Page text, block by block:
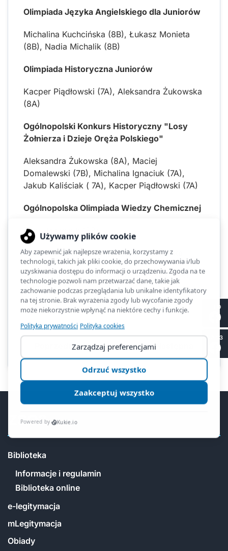
Olimpiada Języka Angielskiego dla Juniorów
Michalina Kuchcińska (8B), Łukasz Monieta
(8B), Nadia Michalik (8B)
Olimpiada Historyczna Juniorów
Kacper Piądłowski (7A), Aleksandra Żukowska
(8A)
Ogólnopolski Konkurs Historyczny "Losy
Żołnierza i Dzieje Oręża Polskiego"
Aleksandra Żukowska (8A), Maciej
Domalewski (7B), Michalina Ignaciuk (7A),
Jakub Kaliściak ( 7A), Kacper Piądłowski (7A)
Ogólnopolska Olimpiada Wiedzy Chemicznej
Piotr Jaszczuk (8B)
Ogólnopolska Olimpiada Franciszkańska
Amelia Filewicz (8A), Marta Lisowska ( 8B),
Jakub Pul (7A)
Kliknięć: 1658
Poprzednia Następna
ZSO2
Biblioteka
Informacje i regulamin
Biblioteka online
e-legitymacja
mLegitymacja
Obiady
II LO
SP 53